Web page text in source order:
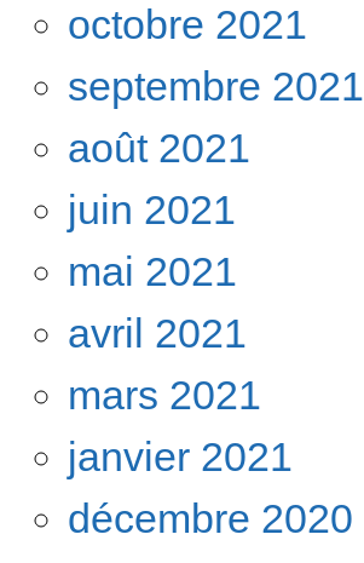
octobre 2021
septembre 2021
août 2021
juin 2021
mai 2021
avril 2021
mars 2021
janvier 2021
décembre 2020